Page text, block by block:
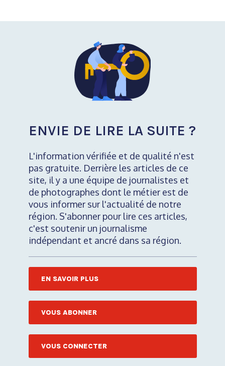
ENVIE DE LIRE LA SUITE ?
L'information vérifiée et de qualité n'est
pas gratuite. Derrière les articles de ce
site, il y a une équipe de journalistes et
de photographes dont le métier est de
vous informer sur l'actualité de notre
région. S'abonner pour lire ces articles,
c'est soutenir un journalisme
indépendant et ancré dans sa région.
EN SAVOIR PLUS
VOUS ABONNER
VOUS CONNECTER